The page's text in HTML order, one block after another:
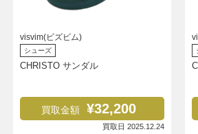
visvim(ビズビム)
シューズ
CHRISTO サンダル
買取金額 ¥32,200
買取日 2025.12.24